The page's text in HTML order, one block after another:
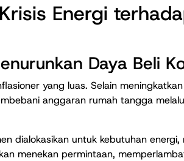
Energi
Daya Beli
yang luas. Selain
anggaran rumah tangga
dialokasikan untuk kebutuhan
menekan permintaan,